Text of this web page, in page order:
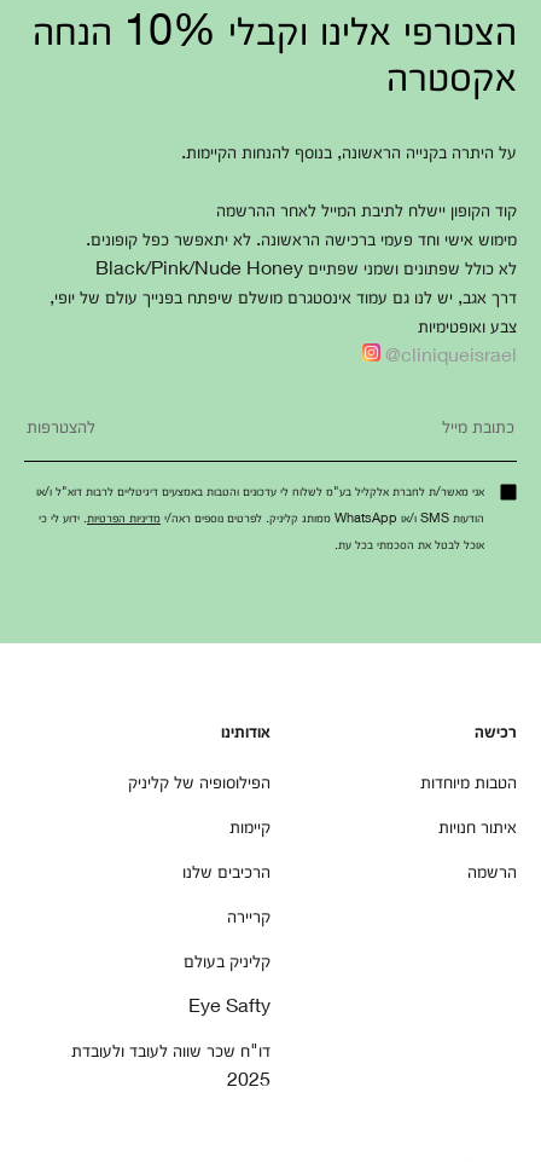
הצטרפי אלינו וקבלי 10% הנחה
אקסטרה
על היתרה בקנייה הראשונה, בנוסף להנחות הקיימות.
קוד הקופון יישלח לתיבת המייל לאחר ההרשמה
מימוש אישי וחד פעמי ברכישה הראשונה. לא יתאפשר כפל קופונים.
לא כולל שפתונים ושמני שפתיים Black/Pink/Nude Honey
דרך אגב, יש לנו גם עמוד אינסטגרם מושלם שיפתח בפנייך עולם של יופי,
צבע ואופטימיות
cliniqueisrael@
אני מאשר/ת לחברת אלקליל בע"מ לשלוח לי עדכונים והטבות באמצעים דיגיטליים לרבות דוא"ל ו/או
הודעות SMS ו/או WhatsApp ממותג קליניק. לפרטים נוספים ראה/י
מדיניות הפרטיות . ידוע לי כי
אוכל לבטל את הסכמתי בכל עת.
רכישה
הטבות מיוחדות
איתור חנויות
הרשמה
אודותינו
הפילוסופיה של קליניק
קיימות
הרכיבים שלנו
קריירה
קליניק בעולם
Eye Safty
דו"ח שכר שווה לעובד ולעובדת
2025